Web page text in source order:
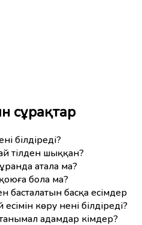
сұрақтар
білдіреді?
тілден шыққан?
атала ма?
бола ма?
басталатын басқа есімдер
көру нені білдіреді?
адамдар кімдер?